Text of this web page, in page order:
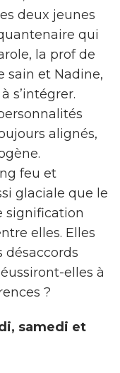
deux jeunes
qui
la prof de
sain et Nadine,
s’intégrer.
alignés,
feu et
glaciale que le
signification
elles. Elles
désaccords
elles à
?
samedi et